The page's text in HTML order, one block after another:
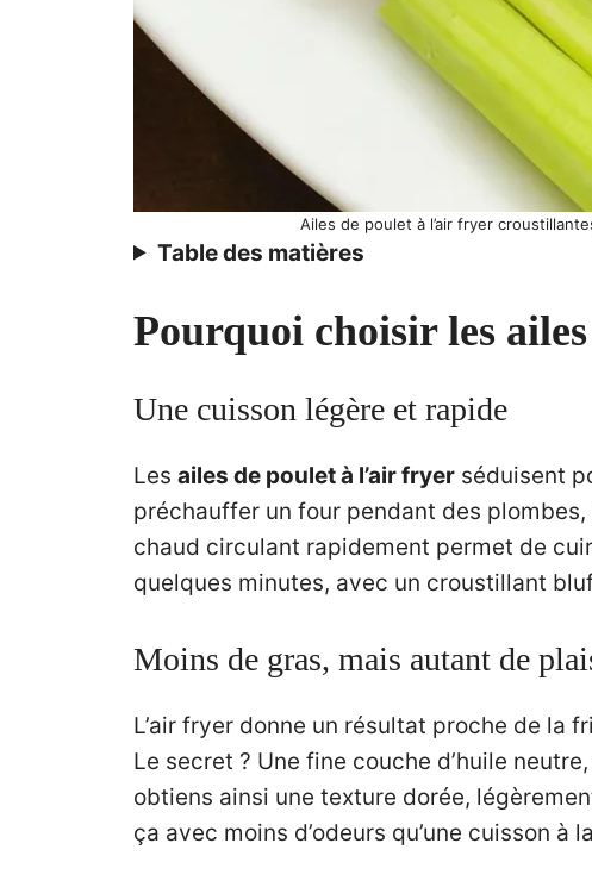
Ailes de poulet à l’air fryer
Table des matières
Pourquoi choisir les
Une cuisson légère et rapide
Les ailes de poulet à l’air fryer séduisent
préchauffer un four pendant des plombes,
chaud circulant rapidement permet de
quelques minutes, avec un croustillant
Moins de gras, mais autant de
L’air fryer donne un résultat proche de la
Le secret ? Une fine couche d’huile
obtiens ainsi une texture dorée,
ça avec moins d’odeurs qu’une cuisson à